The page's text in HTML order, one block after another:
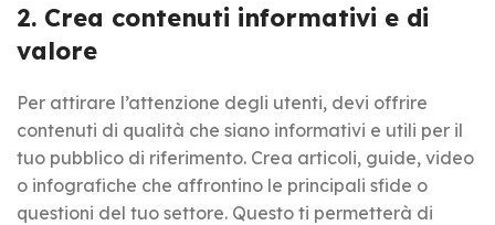
2. Crea contenuti informativi e di
valore
Per attirare l’attenzione degli utenti, devi offrire
contenuti di qualità che siano informativi e utili per il
tuo pubblico di riferimento. Crea articoli, guide, video
o infografiche che affrontino le principali sfide o
questioni del tuo settore. Questo ti permetterà di